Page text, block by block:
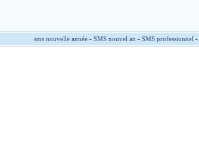
sms nouvelle année- SMS nouvel an - SMS professionnel -